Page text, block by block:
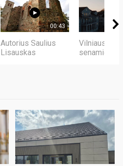
00:43
Autorius Saulius
Lisauskas
Vilniaus
senamiestis